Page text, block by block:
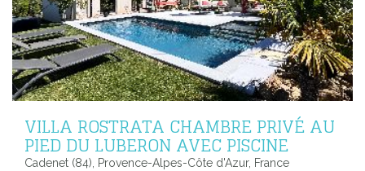
VILLA ROSTRATA CHAMBRE PRIVÉ AU
PIED DU LUBERON AVEC PISCINE
Cadenet (84), Provence-Alpes-Côte d'Azur, France